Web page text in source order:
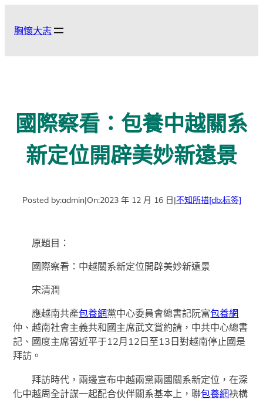
胸懷大志
國際察看：包養中越關系
新定位開辟美妙新遠景
Posted by:admin|On:2023 年 12 月 16 日|不知所措[db:标签]
原題目：
國際察看：中越關系新定位開辟美妙新遠景
宋清潤
應越南共產包養網黨中心委員會總書記阮富包養網
仲、越南社會主義共和國主席武文賞約請，中共中心總書
記、國度主席習近平于12月12日至13日對越南停止國是
拜訪。
拜訪時代，兩邊宣布中越兩黨兩國關系新定位，在深
化中越周全計謀一起配合伙伴關系基本上，聯包養網袂構